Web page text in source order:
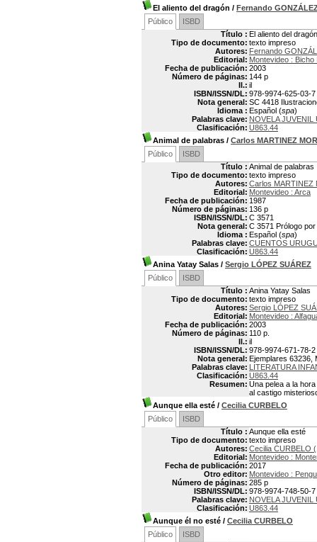
El aliento del dragón / Fernando
Público
ISBD
Título : El aliento del dragón
Tipo de documento: texto impreso
Autores: Fernando
Editorial: Montevideo : Bicho
Fecha de publicación: 2003
Número de páginas: 144 p
Il.: il
ISBN/ISSN/DL: 978-9974-625-03-7
Nota general: SC 4418
Idioma : Español (spa)
Palabras clave: NOVELA JUVENIL
Clasificación: U863.44
Animal de palabras / Carlos MARTINEZ
Público
ISBD
Título : Animal de palabras
Tipo de documento: texto impreso
Autores: Carlos MARTINEZ
Editorial: Montevideo : Arca
Fecha de publicación: 1987
Número de páginas: 136 p
ISBN/ISSN/DL: C 3571
Nota general: C 3571 Prólogo
Idioma : Español (spa)
Palabras clave: CUENTOS
Clasificación: U863.44
Anina Yatay Salas / Sergio LÓPEZ SUÁREZ
Público
ISBD
Título : Anina Yatay Salas
Tipo de documento: texto impreso
Autores: Sergio LÓPEZ
Editorial: Montevideo :
Fecha de publicación: 2003
Número de páginas: 110 p.
Il.: il
ISBN/ISSN/DL: 978-9974-671-78-2
Nota general: Ejemplares 63236,
Palabras clave: LITERATURA
Clasificación: U863.44
Resumen: Una pelea a la
al castigo
Aunque ella esté / Cecilia CURBELO
Público
ISBD
Título : Aunque ella esté
Tipo de documento: texto impreso
Autores: Cecilia CURBELO
Editorial: Montevideo :
Fecha de publicación: 2017
Otro editor: Montevideo :
Número de páginas: 285 p
ISBN/ISSN/DL: 978-9974-748-50-7
Palabras clave: NOVELA JUVENIL
Clasificación: U863.44
Aunque él no esté / Cecilia CURBELO
Público
ISBD